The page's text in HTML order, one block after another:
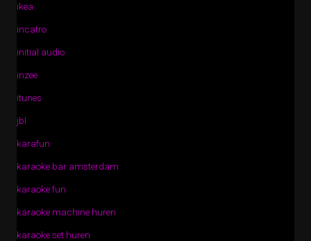
ikea
incatro
initial audio
inzee
itunes
jbl
karafun
karaoke bar amsterdam
karaoke fun
karaoke machine huren
karaoke set huren